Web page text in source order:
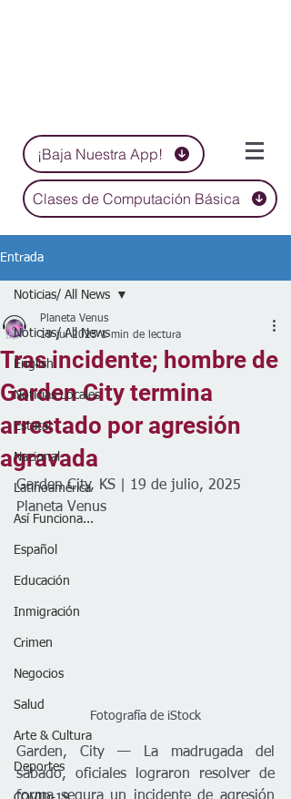
¡Baja Nuestra App!
Clases de Computación Básica
Entrada
Noticias/ All News
English
Noticias Locales
Estatal
Nacional
Latinoamérica
Así Funciona...
Español
Educación
Inmigración
Crimen
Negocios
Salud
Arte & Cultura
Deportes
Noticias/ All News
Tras incidente; hombre de
Garden City termina
arrestado por agresión
agravada
Planeta Venus
19 jul 2025 1 min de lectura
Garden City, KS | 19 de julio, 2025
Planeta Venus
Fotografía de iStock
Garden, City — La madrugada del
sábado, oficiales lograron resolver de